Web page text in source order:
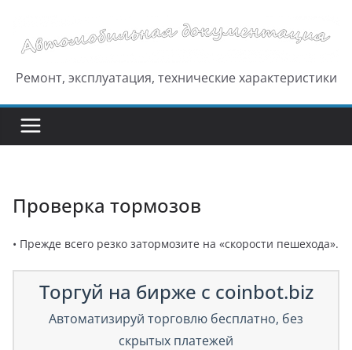
содержимому
Ремонт, эксплуатация, технические характеристики
Проверка тормозов
• Прежде всего резко затормозите на «скорости пешехода».
Торгуй на бирже с coinbot.biz
Автоматизируй торговлю бесплатно, без
скрытых платежей